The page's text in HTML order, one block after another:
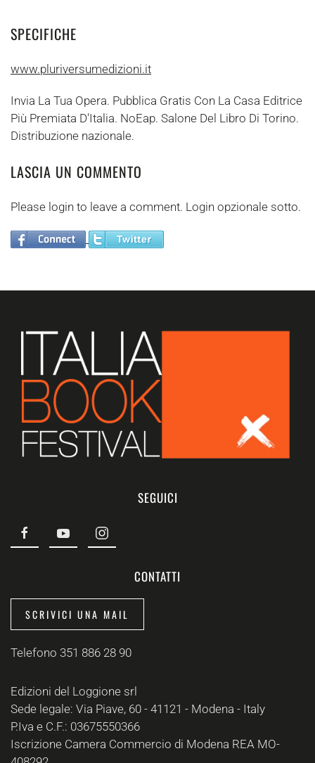
SPECIFICHE
www.pluriversumedizioni.it
Invia La Tua Opera. Pubblica Gratis Con La Casa Editrice
Più Premiata D'Italia. NoEap. Salone Del Libro Di Torino.
Distribuzione nazionale.
LASCIA UN COMMENTO
Please login to leave a comment. Login opzionale sotto.
SEGUICI
CONTATTI
SCRIVICI UNA MAIL
Telefono 351 886 28 90
Edizioni del Loggione srl
Sede legale: Via Piave, 60 - 41121 - Modena - Italy
P.Iva e C.F.: 03675550366
Iscrizione Camera Commercio di Modena REA MO-